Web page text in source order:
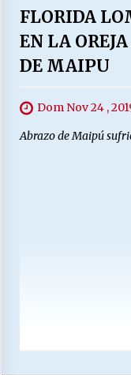
FLORIDA
EN LA
DE MAIPU
Dom Nov 24 ,
Abrazo de Maipú